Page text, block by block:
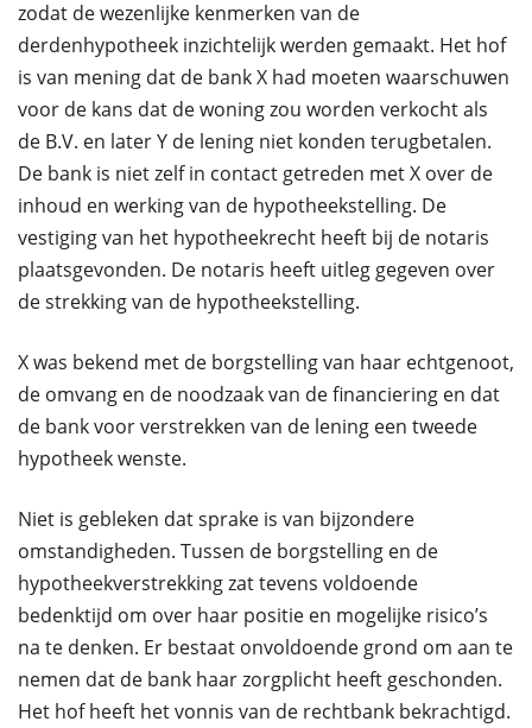
zodat de wezenlijke kenmerken van de
derdenhypotheek inzichtelijk werden gemaakt. Het hof
is van mening dat de bank X had moeten waarschuwen
voor de kans dat de woning zou worden verkocht als
de B.V. en later Y de lening niet konden terugbetalen.
De bank is niet zelf in contact getreden met X over de
inhoud en werking van de hypotheekstelling. De
vestiging van het hypotheekrecht heeft bij de notaris
plaatsgevonden. De notaris heeft uitleg gegeven over
de strekking van de hypotheekstelling.
X was bekend met de borgstelling van haar echtgenoot,
de omvang en de noodzaak van de financiering en dat
de bank voor verstrekken van de lening een tweede
hypotheek wenste.
Niet is gebleken dat sprake is van bijzondere
omstandigheden. Tussen de borgstelling en de
hypotheekverstrekking zat tevens voldoende
bedenktijd om over haar positie en mogelijke risico’s
na te denken. Er bestaat onvoldoende grond om aan te
nemen dat de bank haar zorgplicht heeft geschonden.
Het hof heeft het vonnis van de rechtbank bekrachtigd.